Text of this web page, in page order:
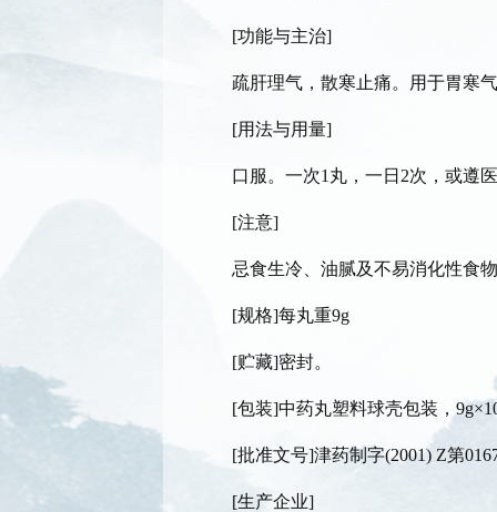
[功能与主治]
疏肝理气，散寒止痛。用于胃寒气
[用法与用量]
口服。一次1丸，一日2次，或遵
[注意]
忌食生冷、油腻及不易消化性食
[规格]每丸重9g
[贮藏]密封。
[包装]中药丸塑料球壳包装，
[批准文号]津药制字(2001) Z第
[生产企业]